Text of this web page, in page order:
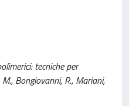
tecniche per
Bongiovanni, R., Mariani,